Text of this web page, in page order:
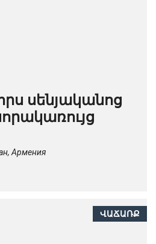
սենյականոց
Армения
ՎԱՃԱՌՔ